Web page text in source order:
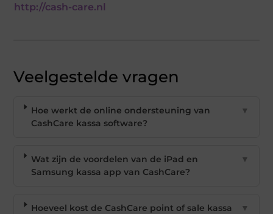
http://cash-care.nl
Veelgestelde vragen
Hoe werkt de online ondersteuning van
CashCare kassa software?
▼
Wat zijn de voordelen van de iPad en
Samsung kassa app van CashCare?
▼
Hoeveel kost de CashCare point of sale kassa ▼